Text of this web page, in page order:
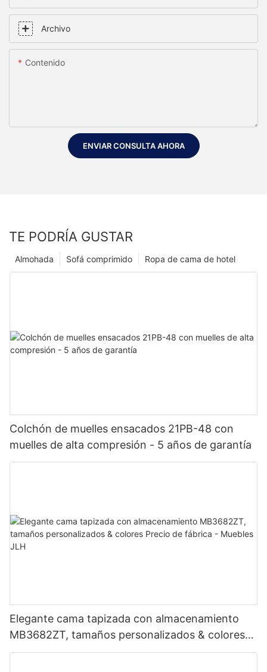
Archivo
Contenido
ENVIAR CONSULTA AHORA
TE PODRÍA GUSTAR
Ropa de cama de hotel
Sofá comprimido
Almohada
Colchón de muelles ensacados 21PB-48 con
muelles de alta compresión - 5 años de garantía
Elegante cama tapizada con almacenamiento
MB3682ZT, tamaños personalizados & colores
Precio de fábrica - Muebles JLH